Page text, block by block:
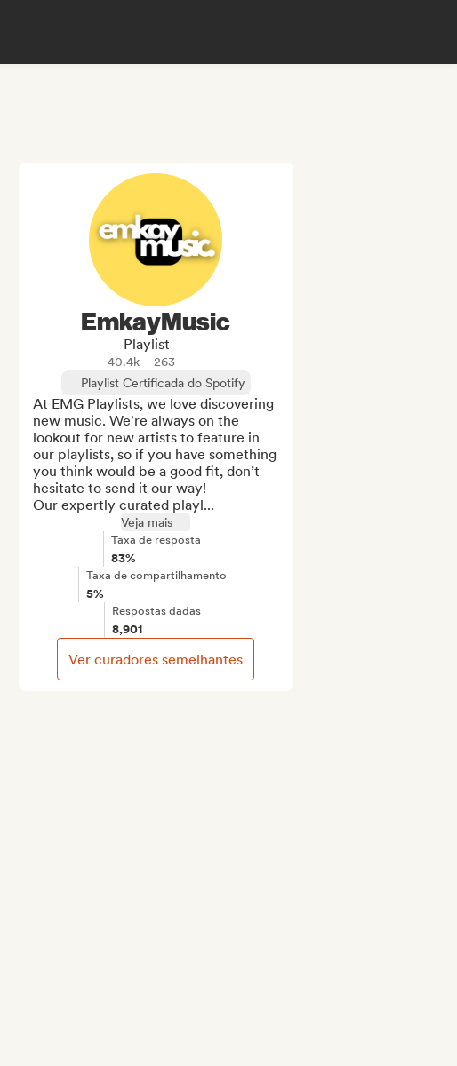
EmkayMusic
Playlist
40.4k
263
Playlist Certificada do Spotify
At EMG Playlists, we love discovering
new music. We're always on the
lookout for new artists to feature in
our playlists, so if you have something
you think would be a good fit, don’t
hesitate to send it our way!
Our expertly curated playl...
Veja mais
Taxa de resposta
83%
Taxa de compartilhamento
5%
Respostas dadas
8,901
Ver curadores semelhantes